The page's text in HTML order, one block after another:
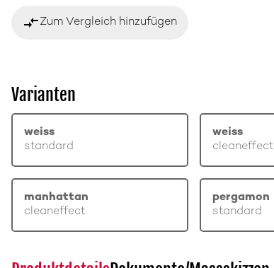
compare_arrowsZum Vergleich hinzufügen
Varianten
weiss
standard
weiss
cleaneffect
manhattan
cleaneffect
pergamon
standard